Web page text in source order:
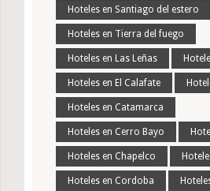
Hoteles en Santiago del estero
Hoteles en Tierra del fuego
Hoteles en Las Leñas
Hoteles en El Calafate
Hoteles en Catamarca
Hoteles en Cerro Bayo
Hoteles en Chapelco
Hoteles en Cordoba